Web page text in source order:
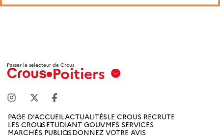
Passer le selecteur de CrousPoitiers
Marseille
Amiens
PAGE D’ACCUEILACTUALITÉSLE CROUS RECRUTE
LES CROUSETUDIANT GOUVMES SERVICES
MARCHÉS PUBLICSDONNEZ VOTRE AVIS